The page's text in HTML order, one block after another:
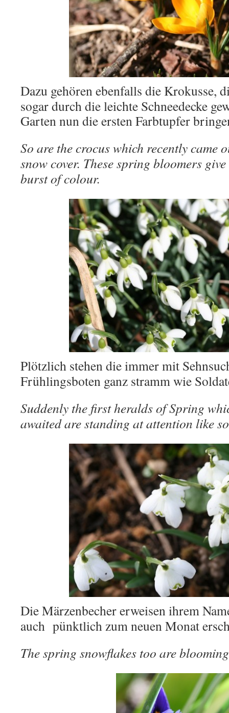
Dazu gehören ebenfalls die Krokusse,
sogar durch die leichte Schneedecke
Garten nun die ersten Farbtupfer
So are the crocus which recently came
snow cover. These spring bloomers
burst of colour.
Plötzlich stehen die immer mit
Frühlingsboten ganz stramm wie
Suddenly the first heralds of Spring
awaited are standing at attention like
Die Märzenbecher erweisen ihrem
auch pünktlich zum neuen Monat
The spring snowflakes too are